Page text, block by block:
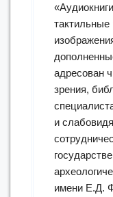
адресован
зрения,
и
имени Е.Д.